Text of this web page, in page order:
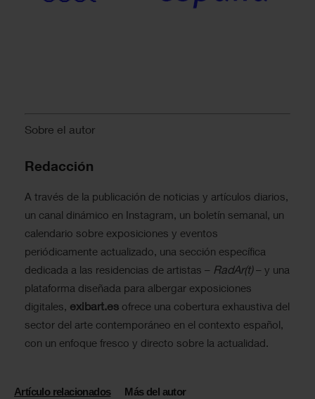
Sobre el autor
Redacción
A través de la publicación de noticias y artículos diarios,
un canal dinámico en Instagram, un boletín semanal, un
calendario sobre exposiciones y eventos
periódicamente actualizado, una sección específica
dedicada a las residencias de artistas – RadAr(t)– y una
plataforma diseñada para albergar exposiciones
digitales, exibart.es ofrece una cobertura exhaustiva del
sector del arte contemporáneo en el contexto español,
con un enfoque fresco y directo sobre la actualidad.
Artículo relacionados Más del autor